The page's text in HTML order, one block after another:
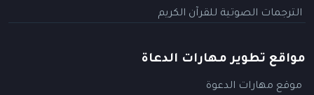
الترجمات الصوتية للقرآن الكريم
مواقع تطوير مهارات الدعاة
موقع مهارات الدعوة